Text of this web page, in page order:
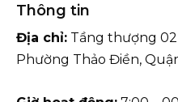
Thông tin
Địa chỉ: Tầng thượng
Phường Thảo Điền,